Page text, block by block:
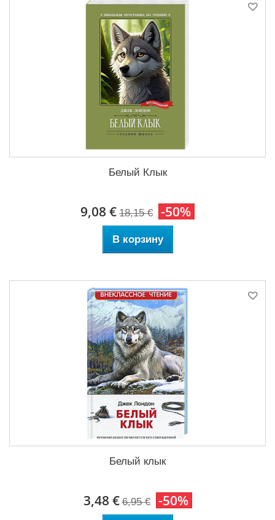
Белый Клык
9,08 € 18,15 € -50%
В корзину
Белый клык
3,48 € 6,95 € -50%